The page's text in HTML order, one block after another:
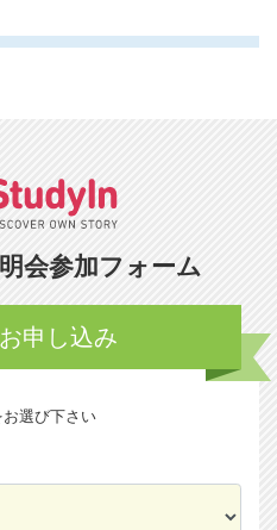
会参加フォーム
申し込み
選び下さい